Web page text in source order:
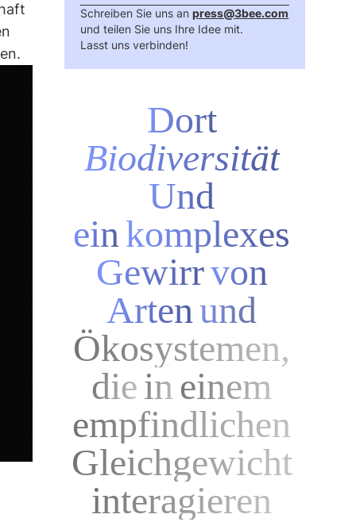
Schreiben Sie uns anpress@3bee.com
und teilen Sie uns Ihre Idee mit.
Lasst uns verbinden!
Dort
Biodiversität
Und
einkomplexes
Gewirrvon
Artenund
Ökosystemen,
diein einem
empfindlichen
Gleichgewicht
interagieren